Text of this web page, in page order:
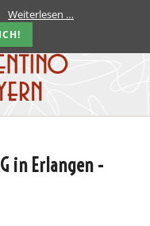
in Erlangen -
Weiterlesen …